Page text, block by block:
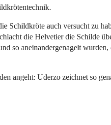
Schildkröte auch versucht zu
die Helvetier die Schilde
so aneinandergenagelt
angeht: Uderzo zeichnet so